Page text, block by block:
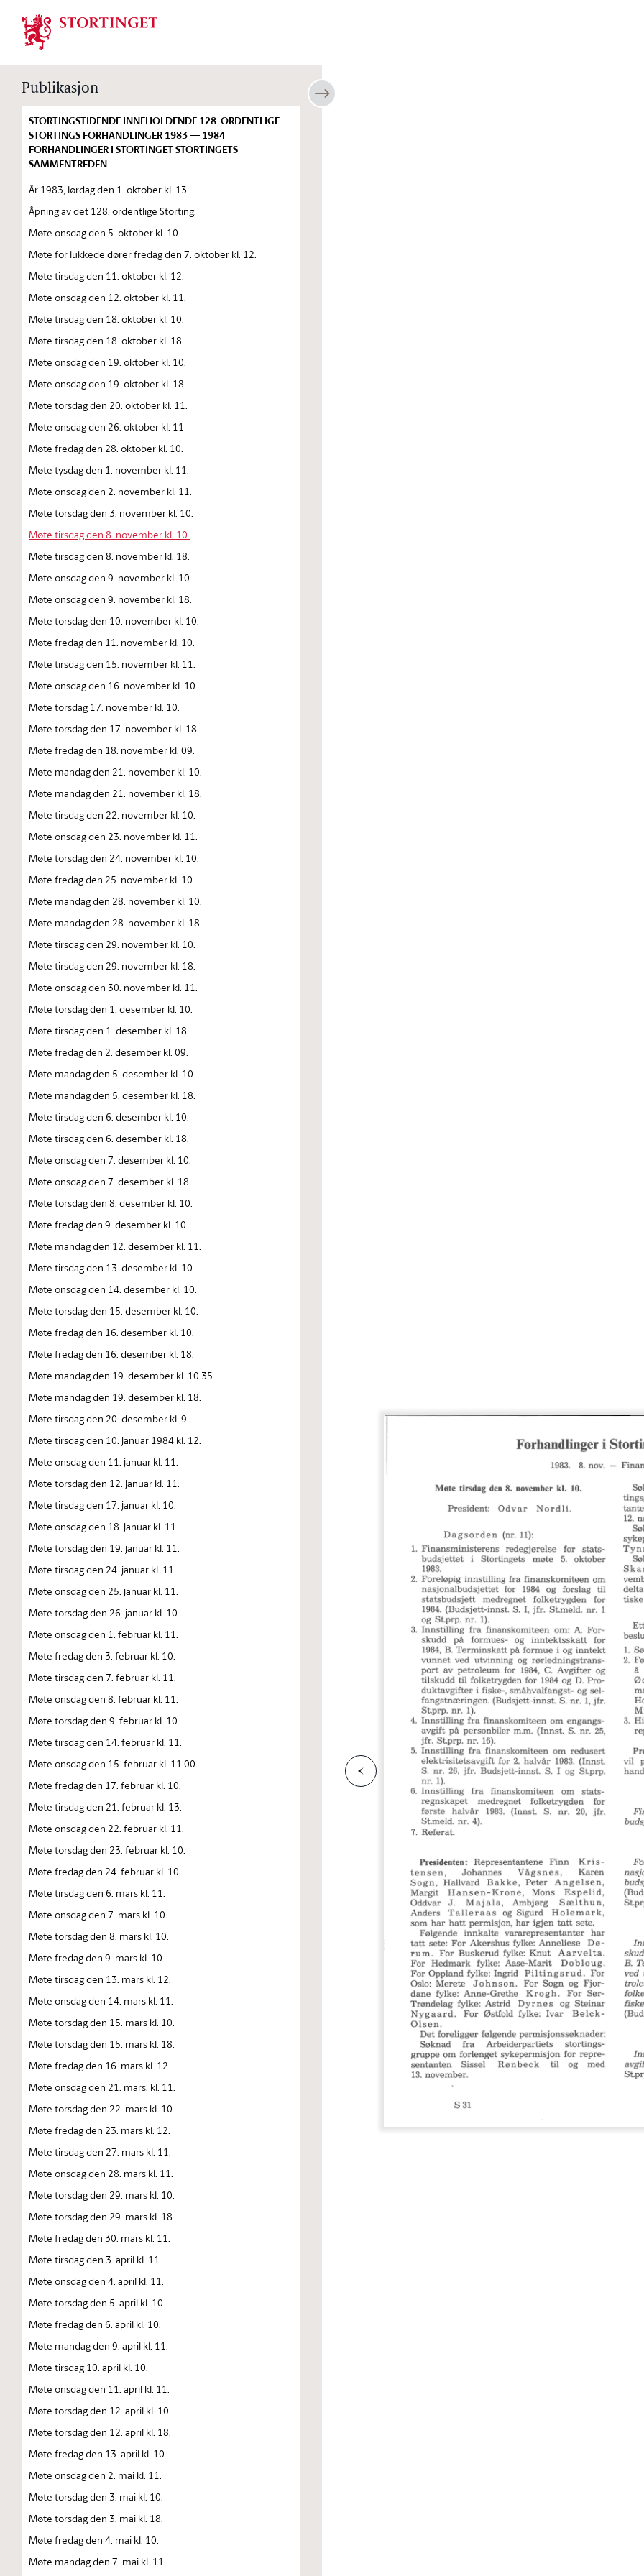
Stortinget.no
Publikasjon
STORTINGSTIDENDE INNEHOLDENDE 128. ORDENTLIGE
STORTINGS FORHANDLINGER 1983 — 1984
FORHANDLINGER I STORTINGET STORTINGETS
SAMMENTREDEN
År 1983, lørdag den 1. oktober kl. 13
Åpning av det 128. ordentlige Storting.
Møte onsdag den 5. oktober kl. 10.
Møte for lukkede dører fredag den 7. oktober kl. 12.
Møte tirsdag den 11. oktober kl. 12.
Møte onsdag den 12. oktober kl. 11.
Møte tirsdag den 18. oktober kl. 10.
Møte tirsdag den 18. oktober kl. 18.
Møte onsdag den 19. oktober kl. 10.
Møte onsdag den 19. oktober kl. 18.
Møte torsdag den 20. oktober kl. 11.
Møte onsdag den 26. oktober kl. 11
Møte fredag den 28. oktober kl. 10.
Møte tysdag den 1. november kl. 11.
Møte onsdag den 2. november kl. 11.
Møte torsdag den 3. november kl. 10.
Møte tirsdag den 8. november kl. 10.
Møte tirsdag den 8. november kl. 18.
Møte onsdag den 9. november kl. 10.
Møte onsdag den 9. november kl. 18.
Møte torsdag den 10. november kl. 10.
Møte fredag den 11. november kl. 10.
Møte tirsdag den 15. november kl. 11.
Møte onsdag den 16. november kl. 10.
Møte torsdag 17. november kl. 10.
Møte torsdag den 17. november kl. 18.
Møte fredag den 18. november kl. 09.
Møte mandag den 21. november kl. 10.
Møte mandag den 21. november kl. 18.
Møte tirsdag den 22. november kl. 10.
Møte onsdag den 23. november kl. 11.
Møte torsdag den 24. november kl. 10.
Møte fredag den 25. november kl. 10.
Møte mandag den 28. november kl. 10.
Møte mandag den 28. november kl. 18.
Møte tirsdag den 29. november kl. 10.
Møte tirsdag den 29. november kl. 18.
Møte onsdag den 30. november kl. 11.
Møte torsdag den 1. desember kl. 10.
Møte tirsdag den 1. desember kl. 18.
Møte fredag den 2. desember kl. 09.
Møte mandag den 5. desember kl. 10.
Møte mandag den 5. desember kl. 18.
Møte tirsdag den 6. desember kl. 10.
Møte tirsdag den 6. desember kl. 18.
Møte onsdag den 7. desember kl. 10.
Møte onsdag den 7. desember kl. 18.
Møte torsdag den 8. desember kl. 10.
Møte fredag den 9. desember kl. 10.
Møte mandag den 12. desember kl. 11.
Møte tirsdag den 13. desember kl. 10.
Møte onsdag den 14. desember kl. 10.
Møte torsdag den 15. desember kl. 10.
Møte fredag den 16. desember kl. 10.
Møte fredag den 16. desember kl. 18.
Møte mandag den 19. desember kl. 10.35.
Møte mandag den 19. desember kl. 18.
Møte tirsdag den 20. desember kl. 9.
Møte tirsdag den 10. januar 1984 kl. 12.
Møte onsdag den 11. januar kl. 11.
Møte torsdag den 12. januar kl. 11.
Møte tirsdag den 17. januar kl. 10.
Møte onsdag den 18. januar kl. 11.
Møte torsdag den 19. januar kl. 11.
Møte tirsdag den 24. januar kl. 11.
Møte onsdag den 25. januar kl. 11.
Møte torsdag den 26. januar kl. 10.
Møte onsdag den 1. februar kl. 11.
Møte fredag den 3. februar kl. 10.
Møte tirsdag den 7. februar kl. 11.
Møte onsdag den 8. februar kl. 11.
Møte torsdag den 9. februar kl. 10.
Møte tirsdag den 14. februar kl. 11.
Møte onsdag den 15. februar kl. 11.00
Møte fredag den 17. februar kl. 10.
Møte tirsdag den 21. februar kl. 13.
Møte onsdag den 22. februar kl. 11.
Møte torsdag den 23. februar kl. 10.
Møte fredag den 24. februar kl. 10.
Møte tirsdag den 6. mars kl. 11.
Møte onsdag den 7. mars kl. 10.
Møte torsdag den 8. mars kl. 10.
Møte fredag den 9. mars kl. 10.
Møte tirsdag den 13. mars kl. 12.
Møte onsdag den 14. mars kl. 11.
Møte torsdag den 15. mars kl. 10.
Møte torsdag den 15. mars kl. 18.
Møte fredag den 16. mars kl. 12.
Møte onsdag den 21. mars. kl. 11.
Møte torsdag den 22. mars kl. 10.
Møte fredag den 23. mars kl. 12.
Møte tirsdag den 27. mars kl. 11.
Møte onsdag den 28. mars kl. 11.
Møte torsdag den 29. mars kl. 10.
Møte torsdag den 29. mars kl. 18.
Møte fredag den 30. mars kl. 11.
Møte tirsdag den 3. april kl. 11.
Møte onsdag den 4. april kl. 11.
Møte torsdag den 5. april kl. 10.
Møte fredag den 6. april kl. 10.
Møte mandag den 9. april kl. 11.
Møte tirsdag 10. april kl. 10.
Møte onsdag den 11. april kl. 11.
Møte torsdag den 12. april kl. 10.
Møte torsdag den 12. april kl. 18.
Møte fredag den 13. april kl. 10.
Møte onsdag den 2. mai kl. 11.
Møte torsdag den 3. mai kl. 10.
Møte torsdag den 3. mai kl. 18.
Møte fredag den 4. mai kl. 10.
Møte mandag den 7. mai kl. 11.
F
o
rr
i
g
e
s
i
de